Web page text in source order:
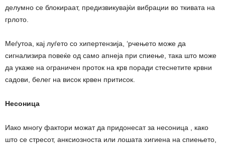
делумно се блокираат, предизвикувајќи вибрации во ткивата на
грлото.
Меѓутоа, кај луѓето со хипертензија, ‘рчењето може да
сигнализира повеќе од само апнеја при спиење, така што може
да укаже на ограничен проток на крв поради стеснетите крвни
садови, белег на висок крвен притисок.
Несоница
Иако многу фактори можат да придонесат за несоница , како
што се стресот, анксиозноста или лошата хигиена на спиењето,